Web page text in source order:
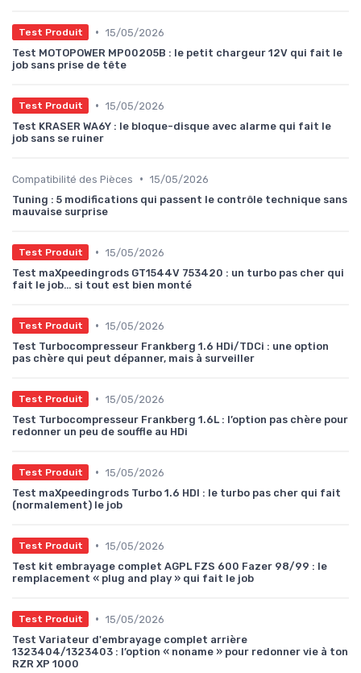
Test Produit • 15/05/2026
Test MOTOPOWER MP00205B : le petit chargeur 12V qui fait le
job sans prise de tête
Test Produit • 15/05/2026
Test KRASER WA6Y : le bloque-disque avec alarme qui fait le
job sans se ruiner
Compatibilité des Pièces • 15/05/2026
Tuning : 5 modifications qui passent le contrôle technique sans
mauvaise surprise
Test Produit • 15/05/2026
Test maXpeedingrods GT1544V 753420 : un turbo pas cher qui
fait le job… si tout est bien monté
Test Produit • 15/05/2026
Test Turbocompresseur Frankberg 1.6 HDi/TDCi : une option
pas chère qui peut dépanner, mais à surveiller
Test Produit • 15/05/2026
Test Turbocompresseur Frankberg 1.6L : l’option pas chère pour
redonner un peu de souffle au HDi
Test Produit • 15/05/2026
Test maXpeedingrods Turbo 1.6 HDI : le turbo pas cher qui fait
(normalement) le job
Test Produit • 15/05/2026
Test kit embrayage complet AGPL FZS 600 Fazer 98/99 : le
remplacement « plug and play » qui fait le job
Test Produit • 15/05/2026
Test Variateur d'embrayage complet arrière
1323404/1323403 : l’option « noname » pour redonner vie à ton
RZR XP 1000